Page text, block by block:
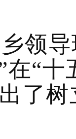
领
在“十
了